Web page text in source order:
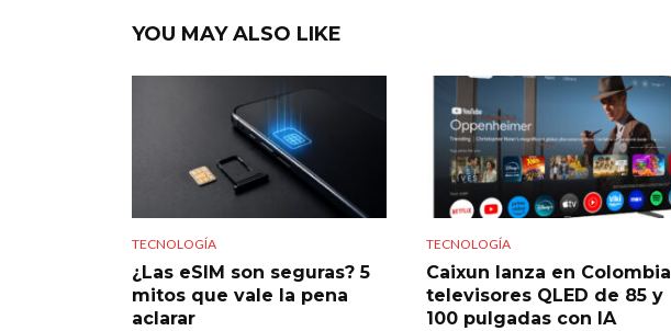
YOU MAY ALSO LIKE
TECNOLOGÍA
¿Las eSIM son seguras? 5
mitos que vale la pena
aclarar
TECNOLOGÍA
Caixun lanza en Colombia
televisores QLED de 85 y
100 pulgadas con IA